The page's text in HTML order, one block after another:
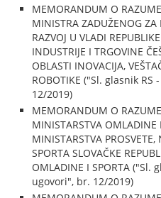
MEMORANDUM O
MINISTRA ZADUŽENOG ZA
RAZVOJ U VLADI
INDUSTRIJE I TRGOVINE
OBLASTI INOVACIJA,
ROBOTIKE ("Sl. glasnik
12/2019)
MEMORANDUM O
MINISTARSTVA OMLADINE
MINISTARSTVA PROSVETE,
SPORTA SLOVAČKE
OMLADINE I SPORTA
ugovori", br. 12/2019)